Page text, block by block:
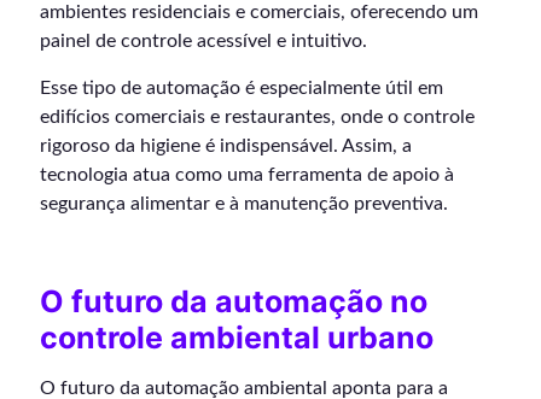
ambientes residenciais e comerciais, oferecendo um
painel de controle acessível e intuitivo.
Esse tipo de automação é especialmente útil em
edifícios comerciais e restaurantes, onde o controle
rigoroso da higiene é indispensável. Assim, a
tecnologia atua como uma ferramenta de apoio à
segurança alimentar e à manutenção preventiva.
O futuro da automação no
controle ambiental urbano
O futuro da automação ambiental aponta para a